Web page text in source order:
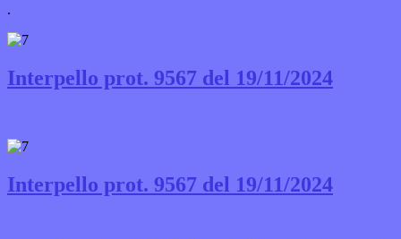
.
Interpello prot. 9567 del 19/11/2024
Interpello prot. 9567 del 19/11/2024